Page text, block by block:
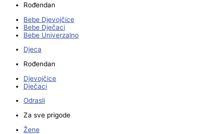
Rođendan
Bebe Djevojčice
Bebe Dječaci
Bebe Univerzalno
Djeca
Rođendan
Djevojčice
Dječaci
Odrasli
Za sve prigode
Žene